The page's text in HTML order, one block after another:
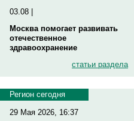
03.08 |
Москва помогает развивать
отечественное
здравоохранение
статьи раздела
Регион сегодня
29 Мая 2026, 16:37